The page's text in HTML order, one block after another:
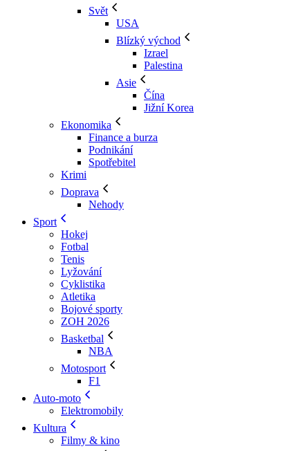
Svět
USA
Blízký východ
Izrael
Palestina
Asie
Čína
Jižní Korea
Ekonomika
Finance a burza
Podnikání
Spotřebitel
Krimi
Doprava
Nehody
Sport
Hokej
Fotbal
Tenis
Lyžování
Cyklistika
Atletika
Bojové sporty
ZOH 2026
Basketbal
NBA
Motosport
F1
Auto-moto
Elektromobily
Kultura
Filmy & kino